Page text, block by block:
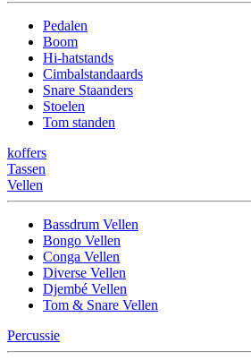
Pedalen
Boom
Hi-hatstands
Cimbalstandaards
Snare Staanders
Stoelen
Tom standen
koffers
Tassen
Vellen
Bassdrum Vellen
Bongo Vellen
Conga Vellen
Diverse Vellen
Djembé Vellen
Tom & Snare Vellen
Percussie